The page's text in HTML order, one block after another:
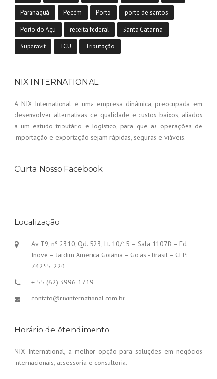
Paranaguá Pecém Porto porto de santos
Porto do Açu receita federal Santa Catarina
Superavit TCU Tributação
NIX INTERNATIONAL
A NIX International é uma empresa dinâmica, preocupada em
desenvolver alternativas de qualidade e custos baixos, aliados
a um estudo tributário e logístico, para que as operações de
importação e exportação sejam rápidas, seguras e viáveis.
Curta Nosso Facebook
Localização
Av T9, nº 2310, Qd. 523, Lt. 10/15 – Sala 1107B – Ed.
Inove – Jardim América Goiânia – Goiás - Brasil – CEP:
74255-220
+ 55 (62) 3996-1719
contato@nixinternational.com.br
Horário de Atendimento
NIX International, a melhor opção para soluções em negócios
internacionais, assessoria e consultoria.